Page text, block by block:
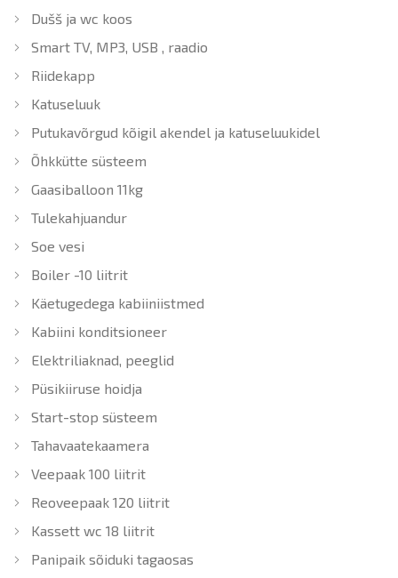
Dušš ja wc koos
Smart TV, MP3, USB , raadio
Riidekapp
Katuseluuk
Putukavõrgud kõigil akendel ja katuseluukidel
Õhkkütte süsteem
Gaasiballoon 11kg
Tulekahjuandur
Soe vesi
Boiler -10 liitrit
Käetugedega kabiiniistmed
Kabiini konditsioneer
Elektriliaknad, peeglid
Püsikiiruse hoidja
Start-stop süsteem
Tahavaatekaamera
Veepaak 100 liitrit
Reoveepaak 120 liitrit
Kassett wc 18 liitrit
Panipaik sõiduki tagaosas